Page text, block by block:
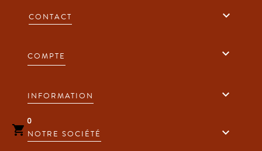
CONTACT 
COMPTE 
INFORMATION 
NOTRE SOCIÉTÉ 

0